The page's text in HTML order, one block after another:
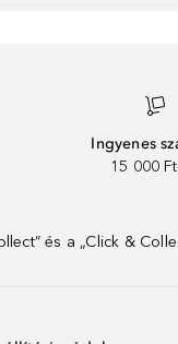
Ingyenes
15 000
és a „Click &